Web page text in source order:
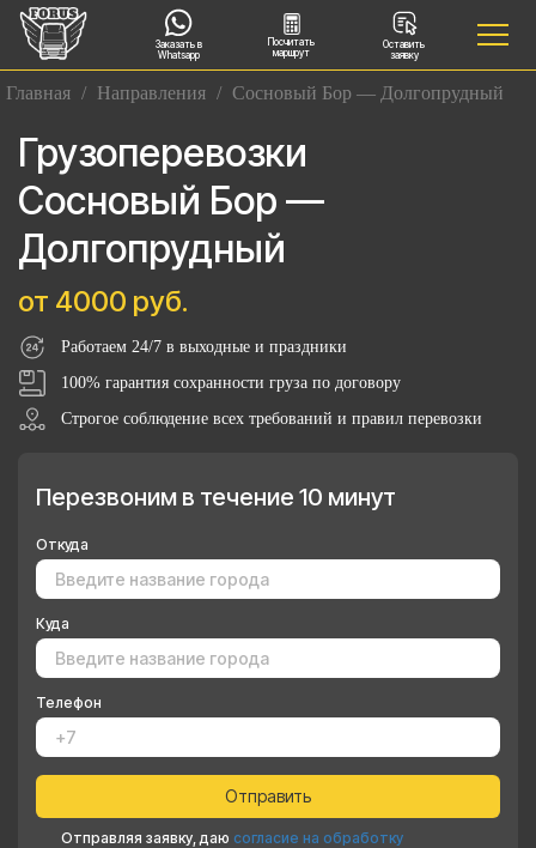
Заказать в
Whatsapp
Посчитать
маршрут
Оставить
заявку
Главная / Направления / Сосновый Бор — Долгопрудный
Грузоперевозки
Сосновый Бор —
Долгопрудный
от 4000 руб.
Работаем 24/7 в выходные и праздники
100% гарантия сохранности груза по договору
Строгое соблюдение всех требований и правил перевозки
Перезвоним в течение 10 минут
Откуда
Куда
Телефон
Отправляя заявку, даю согласие на обработку